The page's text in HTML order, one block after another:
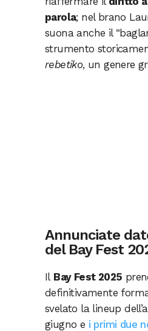
parola; nel brano
suona anche il
strumento
rebetiko, un genere
Annunciate
del Bay Fest
Il Bay Fest 2025
definitivamente
svelato la lineup
giugno e i primi due